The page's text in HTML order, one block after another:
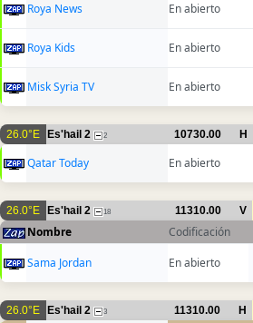
Roya News En abierto
Roya Kids En abierto
Misk Syria TV En abierto
26.0°E Es'hail 2 2 10730.00 H
Qatar Today En abierto
26.0°E Es'hail 2 18 11310.00 V
Nombre Codificación
Sama Jordan
En abierto
26.0°E Es'hail 2 3 11310.00 H